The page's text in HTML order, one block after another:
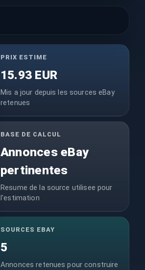
PRIX ESTIME
15.93 EUR
Mis a jour depuis les sources eBay
retenues
BASE DE CALCUL
Annonces eBay
pertinentes
Resume de la source utilisee pour
l'estimation
SOURCES EBAY
5
Annonces retenues pour construire